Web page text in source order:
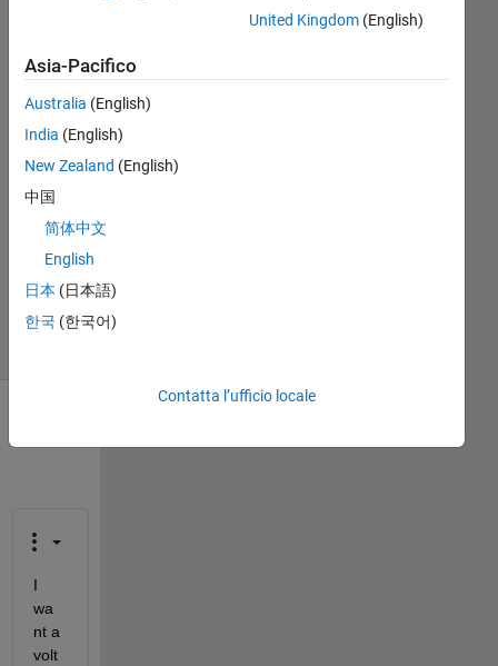
Engr.
19 Mag
1
Risposta
Aggiornato
9
Visualizzazioni
I
wa
nt a
volt
United Kingdom(English)
Asia-Pacifico
Australia (English)
India (English)
New Zealand (English)
中国
简体中文
English
日本 (日本語)
한국 (한국어)
Contatta l’ufficio locale